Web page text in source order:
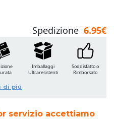
Spedizione 6.95€
servizio accettiamo
Imballaggi
Ultraresistenti
Soddisfatto o
Rimborsato
di più